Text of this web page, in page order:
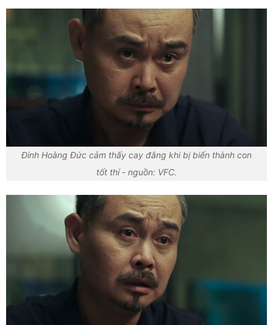
Đinh Hoàng Đức cảm thấy cay đắng khi bị biến thành con
tốt thí - nguồn: VFC.